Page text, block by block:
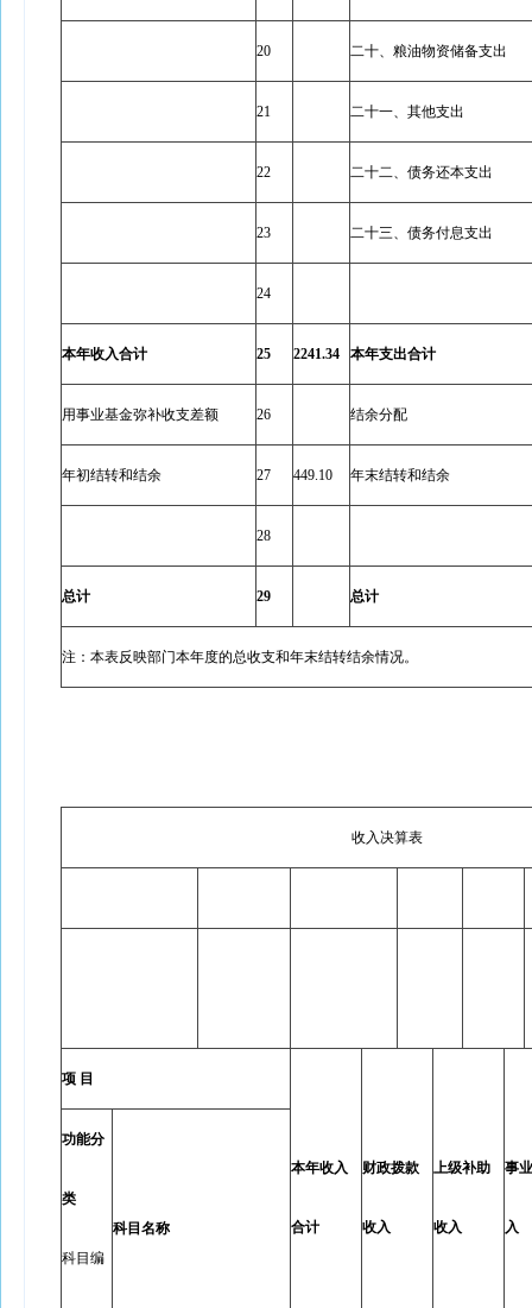
20 二十、粮油物资储备支出
21 二十一、其他支出
22 二十二、债务还本支出
23 二十三、债务付息支出
24
本年收入合计 25 2241.34 本年支出合计
用事业基金弥补收支差额 26 结余分配
年初结转和结余 27 449.10 年末结转和结余
28
总计 29 总计
注：本表反映部门本年度的总收支和年末结转结余情况。
收入决算表
项 目
本年收入
合计
财政拨款
收入
上级补助
收入
事
入
功能分
类
科目编
科目名称